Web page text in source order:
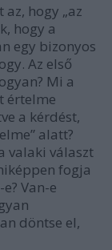
hogy „az
hogy a
egy bizonyos
Az első
Mi a
értelme
a kérdést,
alatt?
valaki választ
fogja
Van-e
döntse el,